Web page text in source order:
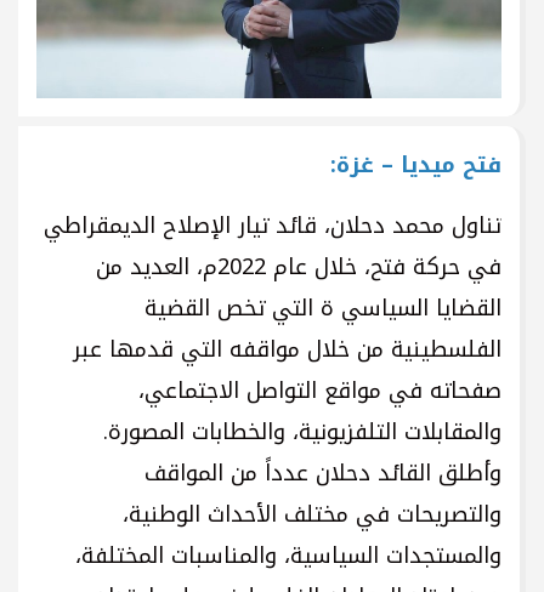
فتح ميديا – غزة:
تناول محمد دحلان، قائد تيار الإصلاح الديمقراطي
في حركة فتح، خلال عام 2022م، العديد من
القضايا السياسي ة التي تخص القضية
الفلسطينية من خلال مواقفه التي قدمها عبر
صفحاته في مواقع التواصل الاجتماعي،
والمقابلات التلفزيونية، والخطابات المصورة.
وأطلق القائد دحلان عدداً من المواقف
والتصريحات في مختلف الأحداث الوطنية،
والمستجدات السياسية، والمناسبات المختلفة،